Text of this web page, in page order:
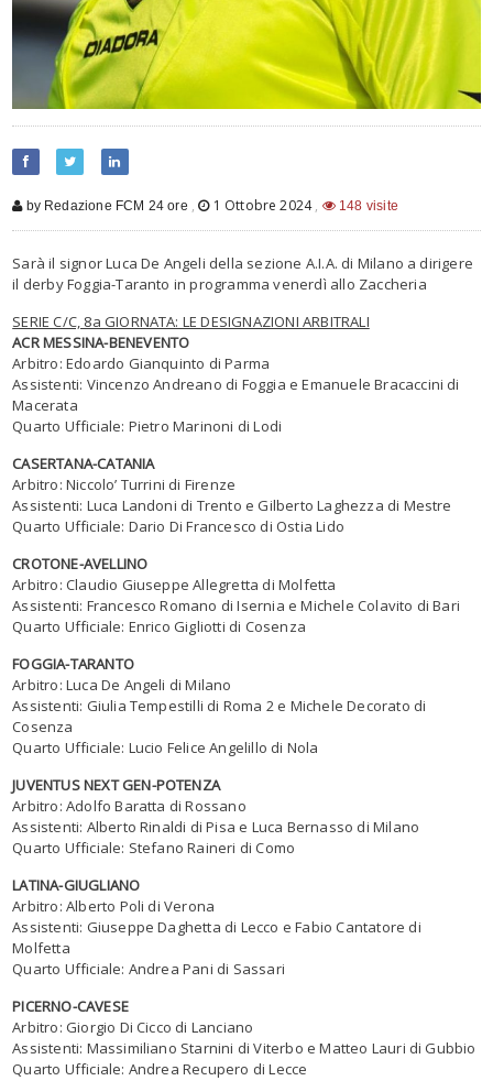
by Redazione FCM 24 ore , 1 Ottobre 2024, 148 visite
Sarà il signor Luca De Angeli della sezione A.I.A. di Milano a dirigere
il derby Foggia-Taranto in programma venerdì allo Zaccheria
SERIE C/C, 8a GIORNATA: LE DESIGNAZIONI ARBITRALI
ACR MESSINA-BENEVENTO
Arbitro: Edoardo Gianquinto di Parma
Assistenti: Vincenzo Andreano di Foggia e Emanuele Bracaccini di
Macerata
Quarto Ufficiale: Pietro Marinoni di Lodi
CASERTANA-CATANIA
Arbitro: Niccolo’ Turrini di Firenze
Assistenti: Luca Landoni di Trento e Gilberto Laghezza di Mestre
Quarto Ufficiale: Dario Di Francesco di Ostia Lido
CROTONE-AVELLINO
Arbitro: Claudio Giuseppe Allegretta di Molfetta
Assistenti: Francesco Romano di Isernia e Michele Colavito di Bari
Quarto Ufficiale: Enrico Gigliotti di Cosenza
FOGGIA-TARANTO
Arbitro: Luca De Angeli di Milano
Assistenti: Giulia Tempestilli di Roma 2 e Michele Decorato di
Cosenza
Quarto Ufficiale: Lucio Felice Angelillo di Nola
JUVENTUS NEXT GEN-POTENZA
Arbitro: Adolfo Baratta di Rossano
Assistenti: Alberto Rinaldi di Pisa e Luca Bernasso di Milano
Quarto Ufficiale: Stefano Raineri di Como
LATINA-GIUGLIANO
Arbitro: Alberto Poli di Verona
Assistenti: Giuseppe Daghetta di Lecco e Fabio Cantatore di
Molfetta
Quarto Ufficiale: Andrea Pani di Sassari
PICERNO-CAVESE
Arbitro: Giorgio Di Cicco di Lanciano
Assistenti: Massimiliano Starnini di Viterbo e Matteo Lauri di Gubbio
Quarto Ufficiale: Andrea Recupero di Lecce